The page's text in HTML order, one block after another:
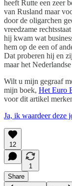
heeft Rutte een zeer
van Rusland maar
door de oligarchen
vreedzame
hij kwam wat
hem op de een of
Dat proberen hij en
maar het
Wilt u mijn gegraaf
mijn boek, Het Euro
voor dit artikel
Ja, ik waardeer deze
12
1
Share